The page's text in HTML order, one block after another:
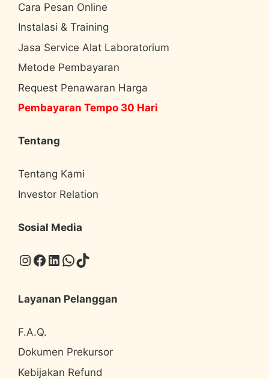
Cara Pesan Online
Instalasi & Training
Jasa Service Alat Laboratorium
Metode Pembayaran
Request Penawaran Harga
Pembayaran Tempo 30 Hari
Tentang
Tentang Kami
Investor Relation
Sosial Media
Instagram
Facebook
LinkedIn
WhatsApp
TikTok
Layanan Pelanggan
F.A.Q.
Dokumen Prekursor
Kebijakan Refund